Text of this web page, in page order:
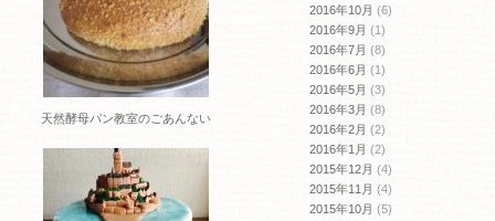
天然酵母パン教室のごあんない
2016年10月 (6)
2016年9月 (1)
2016年7月 (8)
2016年6月 (1)
2016年5月 (3)
2016年3月 (8)
2016年2月 (2)
2016年1月 (2)
2015年12月 (4)
2015年11月 (4)
2015年10月 (5)